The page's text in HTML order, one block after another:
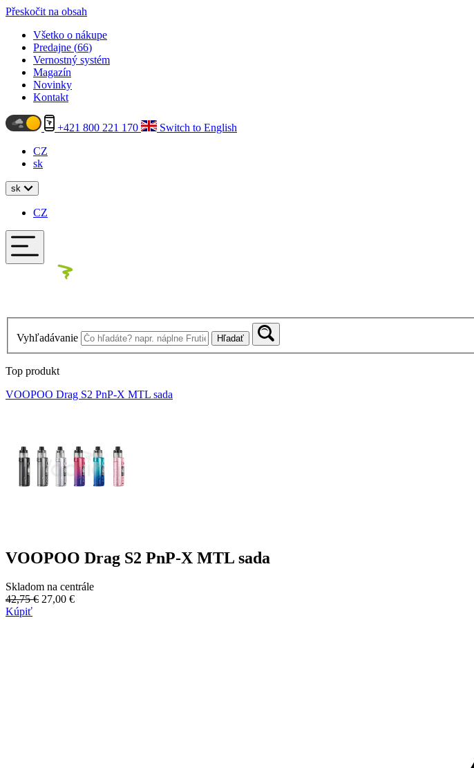
Přeskočit na obsah
Všetko o nákupe
Predajne (66)
Vernostný systém
Magazín
Novinky
Kontakt
+421 800 221 170
Switch to English
CZ
sk
sk
CZ
Vyhľadávanie Hľadať
Top produkt
VOOPOO Drag S2 PnP-X MTL sada
VOOPOO Drag S2 PnP-X MTL sada
Skladom na centrále
42,75 € 27,00 €
Kúpiť